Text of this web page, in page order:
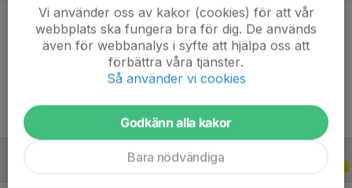
Position
-
16 år
Vi använder oss av kakor (cookies) för att vår
webbplats ska fungera bra för dig. De används
även för webbanalys i syfte att hjälpa oss att
förbättra våra tjänster.
Så använder vi cookies
Godkänn alla kakor
Bara nödvändiga